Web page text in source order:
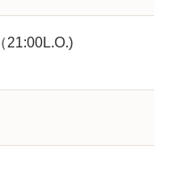
21:00L.O.)